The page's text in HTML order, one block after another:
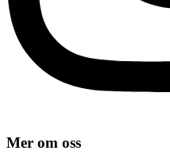
Mer om oss